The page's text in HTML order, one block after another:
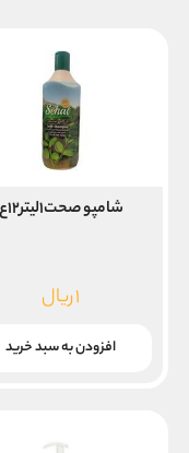
شامپو صحت۱لیتر۱۲ع
۱ریال
افزودن به سبد خرید